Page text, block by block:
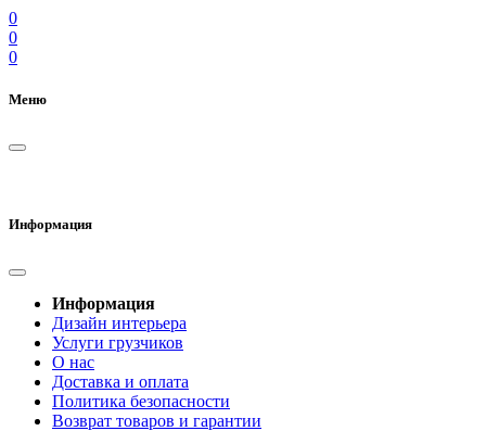
0
0
0
Меню
Информация
Информация
Дизайн интерьера
Услуги грузчиков
О нас
Доставка и оплата
Политика безопасности
Возврат товаров и гарантии